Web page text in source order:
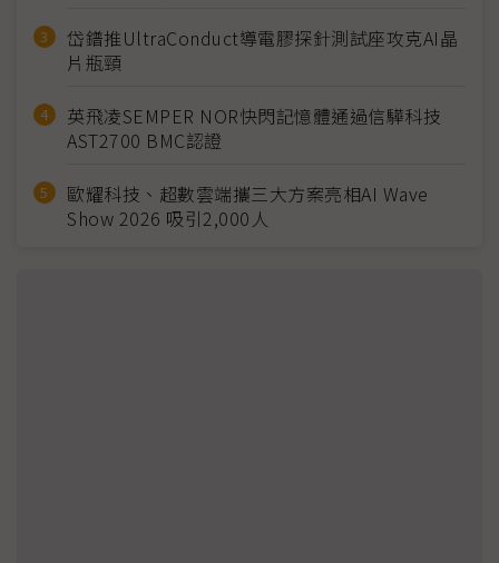
岱鐠推UltraConduct導電膠探針測試座攻克AI晶
片瓶頸
英飛凌SEMPER NOR快閃記憶體通過信驊科技
AST2700 BMC認證
歐耀科技、超數雲端攜三大方案亮相AI Wave
Show 2026 吸引2,000人